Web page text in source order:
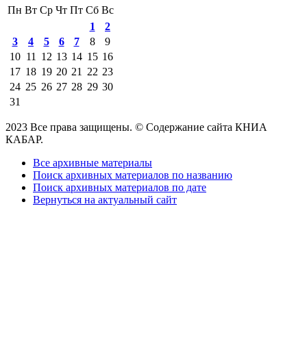
Пн Вт Ср Чт Пт Сб Вс
1
2
3
4 5 6 7 8
9
10 11 12 13 14 15 16
17 18 19 20 21 22 23
24 25 26 27 28 29 30
31
2023 Все права защищены. © Содержание сайта КНИА
КАБАР.
Все архивные материалы
Поиск архивных материалов по названию
Поиск архивных материалов по дате
Вернуться на актуальный сайт